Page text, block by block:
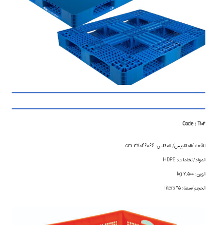
Code : T102
الأبعاد/المقاييس/ المقاس: 66×46×37 cm
المواد/الخامات: HDPE
الوزن: 2.500 kg
الحجم/سعة: 115 liters